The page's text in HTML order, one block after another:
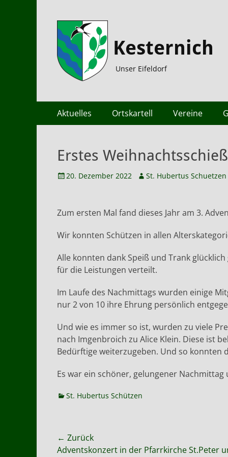
Kesternich
Unser Eifeldorf
Primäres
Menü
Zum
Inhalt
Aktuelles Ortskartell Vereine
Erstes
Veröffentlicht
20. Dezember 2022 AutorSt. Hubertus Schuetzen
Zum ersten Mal fand dieses Jahr am 3.
Wir konnten Schützen in allen
Alle konnten dank Speiß und Trank
für die Leistungen verteilt.
Im Laufe des Nachmittags wurden einige
nur 2 von 10 ihre Ehrung persönlich
Und wie es immer so ist, wurden zu viele
nach Imgenbroich zu Alice Klein. Diese ist
Bedürftige weiterzugeben. Und so konnten
Es war ein schöner, gelungener
Kategorien
St. Hubertus Schützen
Beitragsnavigation
← Zurück
Vorheriger
Adventskonzert in der Pfarrkirche St.Peter